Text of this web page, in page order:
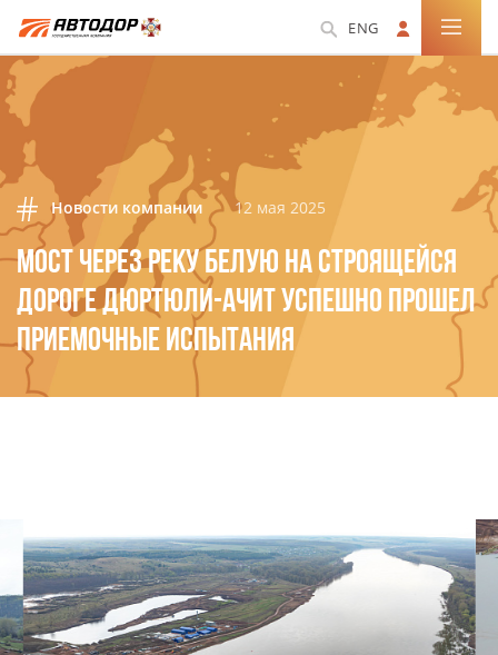
ENG
Новости компании 12 мая 2025
МОСТ ЧЕРЕЗ РЕКУ БЕЛУЮ НА СТРОЯЩЕЙСЯ
ДОРОГЕ ДЮРТЮЛИ-АЧИТ УСПЕШНО ПРОШЕЛ
ПРИЕМОЧНЫЕ ИСПЫТАНИЯ